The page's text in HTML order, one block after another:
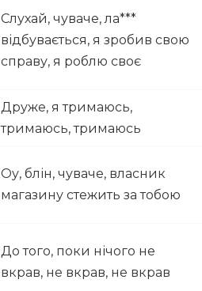
Слухай, чуваче, ла***
відбувається, я зробив свою
справу, я роблю своє
Друже, я тримаюсь,
тримаюсь, тримаюсь
Оу, блін, чуваче, власник
магазину стежить за тобою
До того, поки нічого не
вкрав, не вкрав, не вкрав